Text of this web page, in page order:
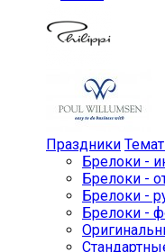
Праздники
Брелоки -
Брелоки -
Брелоки -
Брелоки -